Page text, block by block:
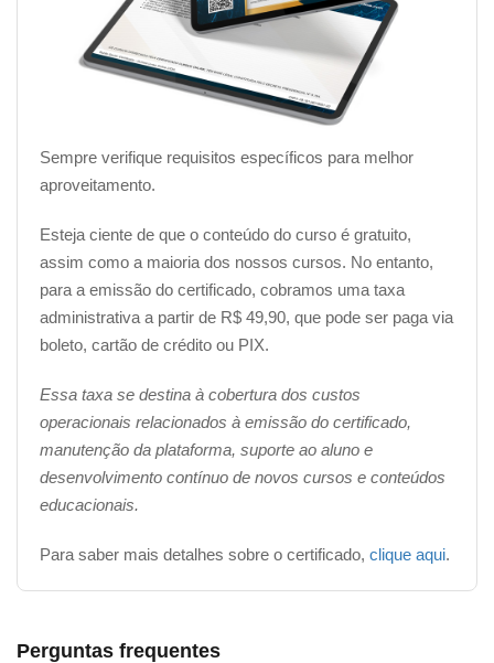
Sempre verifique requisitos específicos para melhor
aproveitamento.
Esteja ciente de que o conteúdo do curso é gratuito,
assim como a maioria dos nossos cursos. No entanto,
para a emissão do certificado, cobramos uma taxa
administrativa a partir de R$ 49,90, que pode ser paga via
boleto, cartão de crédito ou PIX.
Essa taxa se destina à cobertura dos custos
operacionais relacionados à emissão do certificado,
manutenção da plataforma, suporte ao aluno e
desenvolvimento contínuo de novos cursos e conteúdos
educacionais.
Para saber mais detalhes sobre o certificado, clique aqui.
Perguntas frequentes